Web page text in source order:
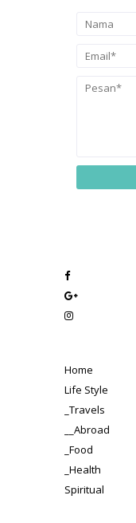
Home
Life Style
_Travels
__Abroad
_Food
_Health
Spiritual